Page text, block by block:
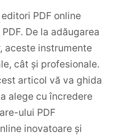
PDF online
De la adăugarea
aceste instrumente
cât și profesionale.
articol vă va ghida
alege cu încredere
ului PDF
inovatoare și